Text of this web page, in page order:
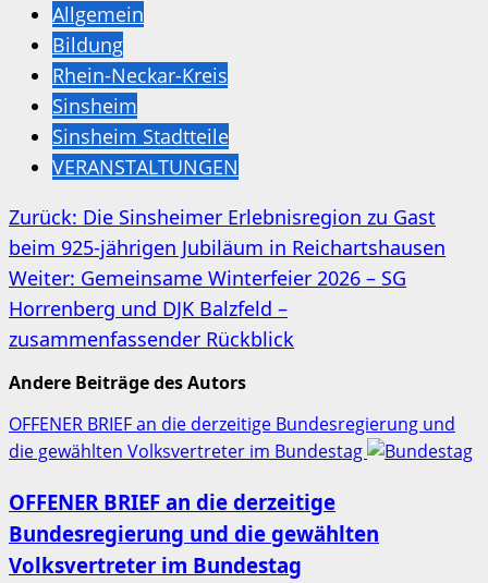
Allgemein
Bildung
Rhein-Neckar-Kreis
Sinsheim
Sinsheim Stadtteile
VERANSTALTUNGEN
Beitragsnavigation
Zurück: Die Sinsheimer Erlebnisregion zu Gast
beim 925-jährigen Jubiläum in Reichartshausen
Weiter: Gemeinsame Winterfeier 2026 – SG
Horrenberg und DJK Balzfeld –
zusammenfassender Rückblick
Andere Beiträge des Autors
OFFENER BRIEF an die derzeitige Bundesregierung und
die gewählten Volksvertreter im Bundestag
OFFENER BRIEF an die derzeitige
Bundesregierung und die gewählten
Volksvertreter im Bundestag